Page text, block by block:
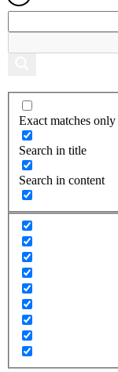
Exact matches only
Search in title
Search in content